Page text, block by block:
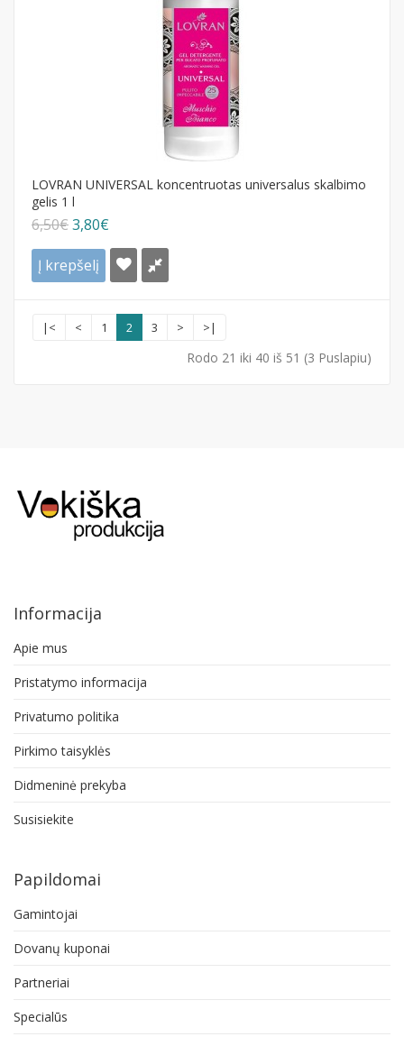
LOVRAN UNIVERSAL koncentruotas universalus skalbimo
gelis 1 l
6,50€3,80€
Į krepšelį
|< < 1 2 3 > >|
Rodo 21 iki 40 iš 51 (3 Puslapiu)
Informacija
Apie mus
Pristatymo informacija
Privatumo politika
Pirkimo taisyklės
Didmeninė prekyba
Susisiekite
Papildomai
Gamintojai
Dovanų kuponai
Partneriai
Specialūs